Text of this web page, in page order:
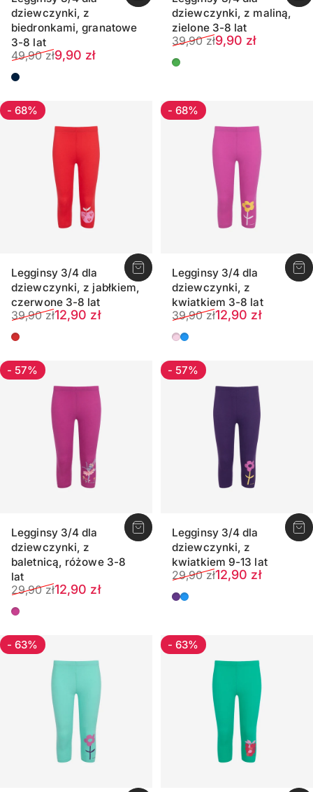
dziewczynki, z
biedronkami, granatowe
3-8 lat
Cena sprzedaży
9,90 zł
Normalna cena
49,90 zł
Ciemnogranatowy
dziewczynki, z maliną,
zielone 3-8 lat
Cena sprzedaży
9,90 zł
Normalna cena
39,90 zł
Miętowy zielony
- 68%
Legginsy 3/4 dla
dziewczynki, z jabłkiem,
czerwone 3-8 lat
Cena sprzedaży
12,90 zł
Normalna cena
39,90 zł
Czerwony hibiskus
- 68%
Legginsy 3/4 dla
dziewczynki, z
kwiatkiem 3-8 lat
Cena sprzedaży
12,90 zł
Normalna cena
39,90 zł
Różowy
Jasny
- 57%
Legginsy 3/4 dla
dziewczynki, z
baletnicą, różowe 3-8
lat
Cena sprzedaży
12,90 zł
Normalna cena
29,90 zł
Amarantowy
- 57%
Legginsy 3/4 dla
dziewczynki, z
kwiatkiem 9-13 lat
Cena sprzedaży
12,90 zł
Normalna cena
29,90 zł
Fioletowy
Jasny
- 63% - 63%